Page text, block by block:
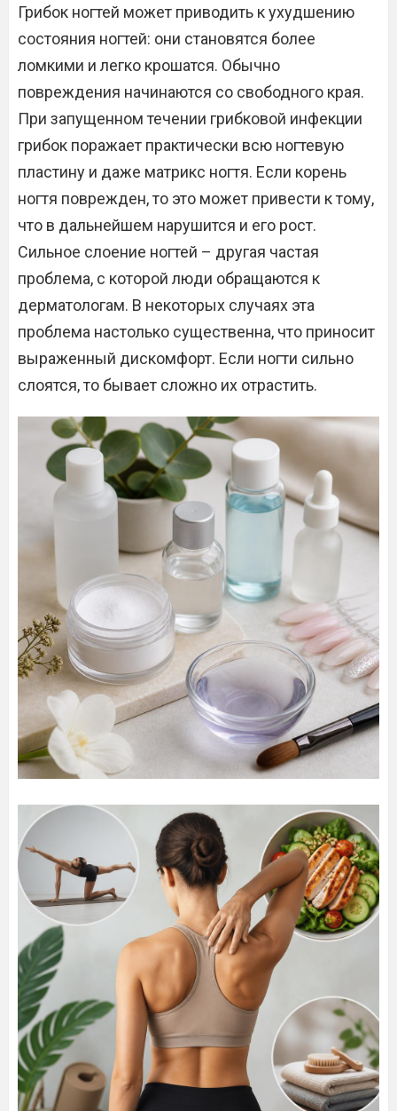
Грибок ногтей может приводить к ухудшению
состояния ногтей: они становятся более
ломкими и легко крошатся. Обычно
повреждения начинаются со свободного края.
При запущенном течении грибковой инфекции
грибок поражает практически всю ногтевую
пластину и даже матрикс ногтя. Если корень
ногтя поврежден, то это может привести к тому,
что в дальнейшем нарушится и его рост.
Сильное слоение ногтей – другая частая
проблема, с которой люди обращаются к
дерматологам. В некоторых случаях эта
проблема настолько существенна, что приносит
выраженный дискомфорт. Если ногти сильно
слоятся, то бывает сложно их отрастить.